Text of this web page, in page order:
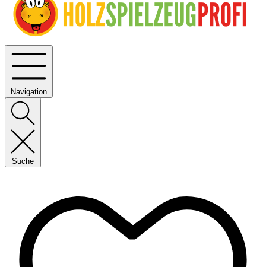
Navigation
Suche